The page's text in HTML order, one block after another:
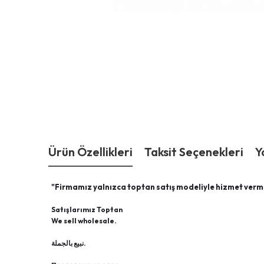
Ürün Özellikleri Taksit Seçenekleri
"Firmamız yalnızca toptan satış modeliyle hizmet
Satışlarımız Toptan
We sell wholesale.
نبيع بالجملة.